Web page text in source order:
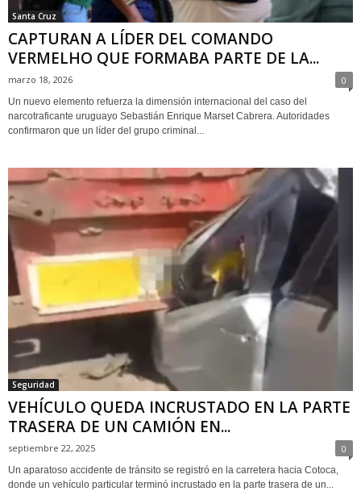
Santa Cruz
CAPTURAN A LÍDER DEL COMANDO
VERMELHO QUE FORMABA PARTE DE LA...
marzo 18, 2026 0
Un nuevo elemento refuerza la dimensión internacional del caso del
narcotraficante uruguayo Sebastián Enrique Marset Cabrera. Autoridades
confirmaron que un líder del grupo criminal...
Seguridad
VEHÍCULO QUEDA INCRUSTADO EN LA PARTE
TRASERA DE UN CAMIÓN EN...
septiembre 22, 2025 0
Un aparatoso accidente de tránsito se registró en la carretera hacia Cotoca,
donde un vehículo particular terminó incrustado en la parte trasera de un...